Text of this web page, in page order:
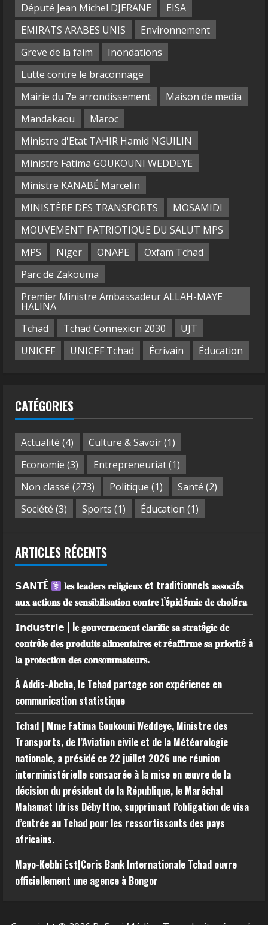
Député Jean Michel DJERANE
EISA
EMIRATS ARABES UNIS
Environnement
Greve de la faim
Inondations
Lutte contre le braconnage
Mairie du 7e arrondissement
Maison de media
Mandakaou
Maroc
Ministre d'Etat TAHIR Hamid NGUILIN
Ministre Fatima GOUKOUNI WEDDEYE
Ministre KANABÉ Marcelin
MINISTÈRE DES TRANSPORTS
MOSAMIDI
MOUVEMENT PATRIOTIQUE DU SALUT MPS
MPS
Niger ONAPE
Oxfam Tchad
Parc de Zakouma
Premier Ministre Ambassadeur ALLAH-MAYE
HALINA
Tchad
Tchad Connexion 2030
UJT
UNICEF
UNICEF Tchad Écrivain Éducation
CATÉGORIES
Actualité (4) Culture & Savoir(1)
Economie (3) Entrepreneuriat(1)
Non classé (273) Politique (1) Santé (2)
Société (3) Sports (1) Éducation (1)
ARTICLES RÉCENTS
𝗦𝗔𝗡𝗧É
𝐥𝐞𝐬 𝐥𝐞𝐚𝐝𝐞𝐫𝐬 𝐫𝐞𝐥𝐢𝐠𝐢𝐞𝐮𝐱 et traditionnels 𝐚𝐬𝐬𝐨𝐜𝐢é𝐬
𝐚𝐮𝐱 𝐚𝐜𝐭𝐢𝐨𝐧𝐬 𝐝𝐞 𝐬𝐞𝐧𝐬𝐢𝐛𝐢𝐥𝐢𝐬𝐚𝐭𝐢𝐨𝐧 𝐜𝐨𝐧𝐭𝐫𝐞 𝐥’é𝐩𝐢𝐝é𝐦𝐢𝐞 𝐝𝐞 𝐜𝐡𝐨𝐥é𝐫𝐚
𝗜𝗻𝗱𝘂𝘀𝘁𝗿𝗶𝗲 | l𝐞 𝐠𝐨𝐮𝐯𝐞𝐫𝐧𝐞𝐦𝐞𝐧𝐭 𝐜𝐥𝐚𝐫𝐢𝐟𝐢𝐞 𝐬𝐚 𝐬𝐭𝐫𝐚𝐭é𝐠𝐢𝐞 𝐝𝐞
𝐜𝐨𝐧𝐭𝐫ô𝐥𝐞 𝐝𝐞𝐬 𝐩𝐫𝐨𝐝𝐮𝐢𝐭𝐬 𝐚𝐥𝐢𝐦𝐞𝐧𝐭𝐚𝐢𝐫𝐞𝐬 𝐞𝐭 𝐫é𝐚𝐟𝐟𝐢𝐫𝐦𝐞 𝐬𝐚 𝐩𝐫𝐢𝐨𝐫𝐢𝐭é à
𝐥𝐚 𝐩𝐫𝐨𝐭𝐞𝐜𝐭𝐢𝐨𝐧 𝐝𝐞𝐬 𝐜𝐨𝐧𝐬𝐨𝐦𝐦𝐚𝐭𝐞𝐮𝐫𝐬.
À Addis-Abeba, le Tchad partage son expérience en
communication statistique
Tchad | Mme Fatima Goukouni Weddeye, Ministre des
Transports, de l’Aviation civile et de la Météorologie
nationale, a présidé ce 22 juillet 2026 une réunion
interministérielle consacrée à la mise en œuvre de la
décision du président de la République, le Maréchal
Mahamat Idriss Déby Itno, supprimant l’obligation de visa
d’entrée au Tchad pour les ressortissants des pays
africains.
Mayo-Kebbi Est|Coris Bank Internationale Tchad ouvre
officiellement une agence à Bongor